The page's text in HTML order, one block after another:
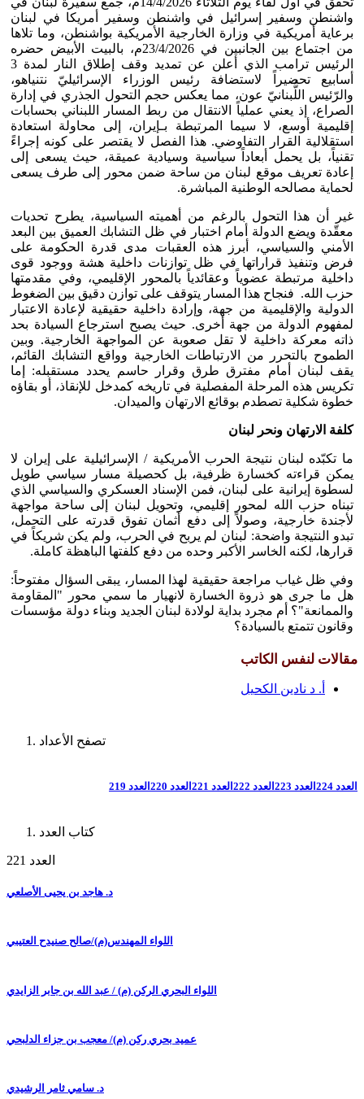
واشنطن وسفير إسرائيل في واشنطن وسفير أمريكا في لبنان
برعاية أمريكية في وزارة الخارجية الأمريكية بواشنطن، وما تلاها
من اجتماع بين الجانبين في 23/4/2026م، بالبيت الأبيض حضره
الرئيس ترامب الذي أعلن عن تمديد وقف إطلاق النار لمدة 3
أسابيع تحضيراً لاستضافة رئيس الوزراء الإسرائيليّ نتنياهو،
والرّئيس اللُّبنانيّ عون، مما يعكس حجم التحول الجذري في إدارة
الصراع، إذ يعني عملياً الانتقال من ربط المسار اللبناني بحسابات
إقليمية أوسع، لا سيما المرتبطة بـإيران، إلى محاولة استعادة
استقلالية القرار التفاوضي. هذا الفصل لا يقتصر على كونه إجراءً
تقنياً، بل يحمل أبعاداً سياسية وسيادية عميقة، حيث يسعى إلى
إعادة تعريف موقع لبنان من ساحة ضمن محور إلى طرف يسعى
لحماية مصالحه الوطنية المباشرة.
غير أن هذا التحول بالرغم من أهميته السياسية، يطرح تحديات
معقّدة ويضع الدولة أمام اختبار في ظل التشابك العميق بين البعد
الأمني والسياسي، أبرز هذه العقبات مدى قدرة الحكومة على
فرض وتنفيذ قراراتها في ظل توازنات داخلية هشة ووجود قوى
داخلية مرتبطة عضوياً وعقائدياً بالمحور الإقليمي، وفي مقدمتها
حزب الله. فنجاح هذا المسار يتوقف على توازن دقيق بين الضغوط
الدولية والإقليمية من جهة، وإرادة داخلية حقيقية لإعادة الاعتبار
لمفهوم الدولة من جهة أخرى. حيث يصبح استرجاع السيادة بحد
ذاته معركة داخلية لا تقل صعوبة عن المواجهة الخارجية. وبين
الطموح بالتحرر من الارتباطات الخارجية وواقع التشابك القائم،
يقف لبنان أمام مفترق طرق وقرار حاسم يحدد مستقبله: إما
تكريس هذه المرحلة المفصلية في تاريخه كمدخل للإنقاذ، أو بقاؤه
خطوة شكلية تصطدم بوقائع الارتهان والميدان.
كلفة الارتهان ونحر لبنان
ما تكبّده لبنان نتيجة الحرب الأمريكية / الإسرائيلية على إيران لا
يمكن قراءته كخسارة ظرفية، بل كحصيلة مسار سياسي طويل
لسطوة إيرانية على لبنان، فمن الإسناد العسكري والسياسي الذي
تبناه حزب الله لمحور إقليمي، وتحويل لبنان إلى ساحة مواجهة
لأجندة خارجية، وصولاً إلى دفع أثمان تفوق قدرته على التحمل،
تبدو النتيجة واضحة: لبنان لم يربح في الحرب، ولم يكن شريكاً في
قرارها، لكنه الخاسر الأكبر وحده من دفع كلفتها الباهظة كاملة.
وفي ظل غياب مراجعة حقيقية لهذا المسار، يبقى السؤال مفتوحاً:
هل ما جرى هو ذروة الخسارة لانهيار ما سمي محور "المقاومة
والممانعة"؟ أم مجرد بداية لولادة لبنان الجديد وبناء دولة مؤسسات
وقانون تتمتع بالسيادة؟
مقالات لنفس الكاتب
أ. د نادين الكحيل
تصفح الأعداد
العدد 224 العدد 223 العدد 222 العدد 221 العدد 220 العدد 219
كتاب العدد
العدد 221
د. هاجد بن يحيى الأصلعي
اللواء المهندس(م)/صالح صنيدح العتيبي
اللواء البحري الركن (م) / عبد الله بن جابر الزايدي
عميد بحري ركن (م)/ معجب بن جزاء الدلبحي
د. سامي ثامر الرشيدي